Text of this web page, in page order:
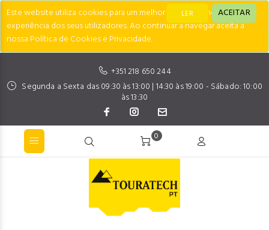
Este website utiliza cookies para um melhor desempenho e
experiência dos seus utilizadores. Ao continuar a navegar aceita a
nossa Política de Cookies e Privacidade.
LER ACEITAR
+351 218 650 244
Segunda a Sexta das 09:30 às 13:00 | 14:30 às 19:00 - Sábado: 10:00
às 13:30
0